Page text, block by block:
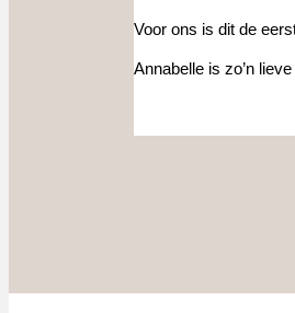
Voor ons is dit de
Annabelle is zo’n